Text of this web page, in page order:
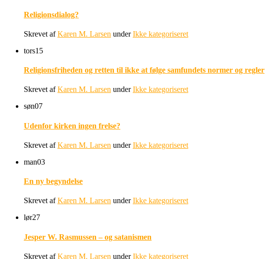
Religionsdialog?
Skrevet afKaren M. Larsen underIkke kategoriseret
tors15
Religionsfriheden og retten til ikke at følge samfundets normer og regler
Skrevet afKaren M. Larsen underIkke kategoriseret
søn07
Udenfor kirken ingen frelse?
Skrevet afKaren M. Larsen underIkke kategoriseret
man03
En ny begyndelse
Skrevet afKaren M. Larsen underIkke kategoriseret
lør27
Jesper W. Rasmussen – og satanismen
Skrevet afKaren M. Larsen underIkke kategoriseret